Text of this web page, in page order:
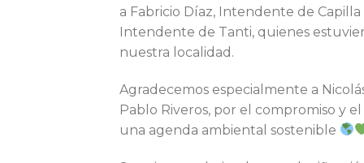
a Fabricio Díaz, Intendente de
Intendente de Tanti, quienes
nuestra localidad.
Agradecemos especialmente a
Pablo Riveros, por el compromiso y
una agenda ambiental sostenible